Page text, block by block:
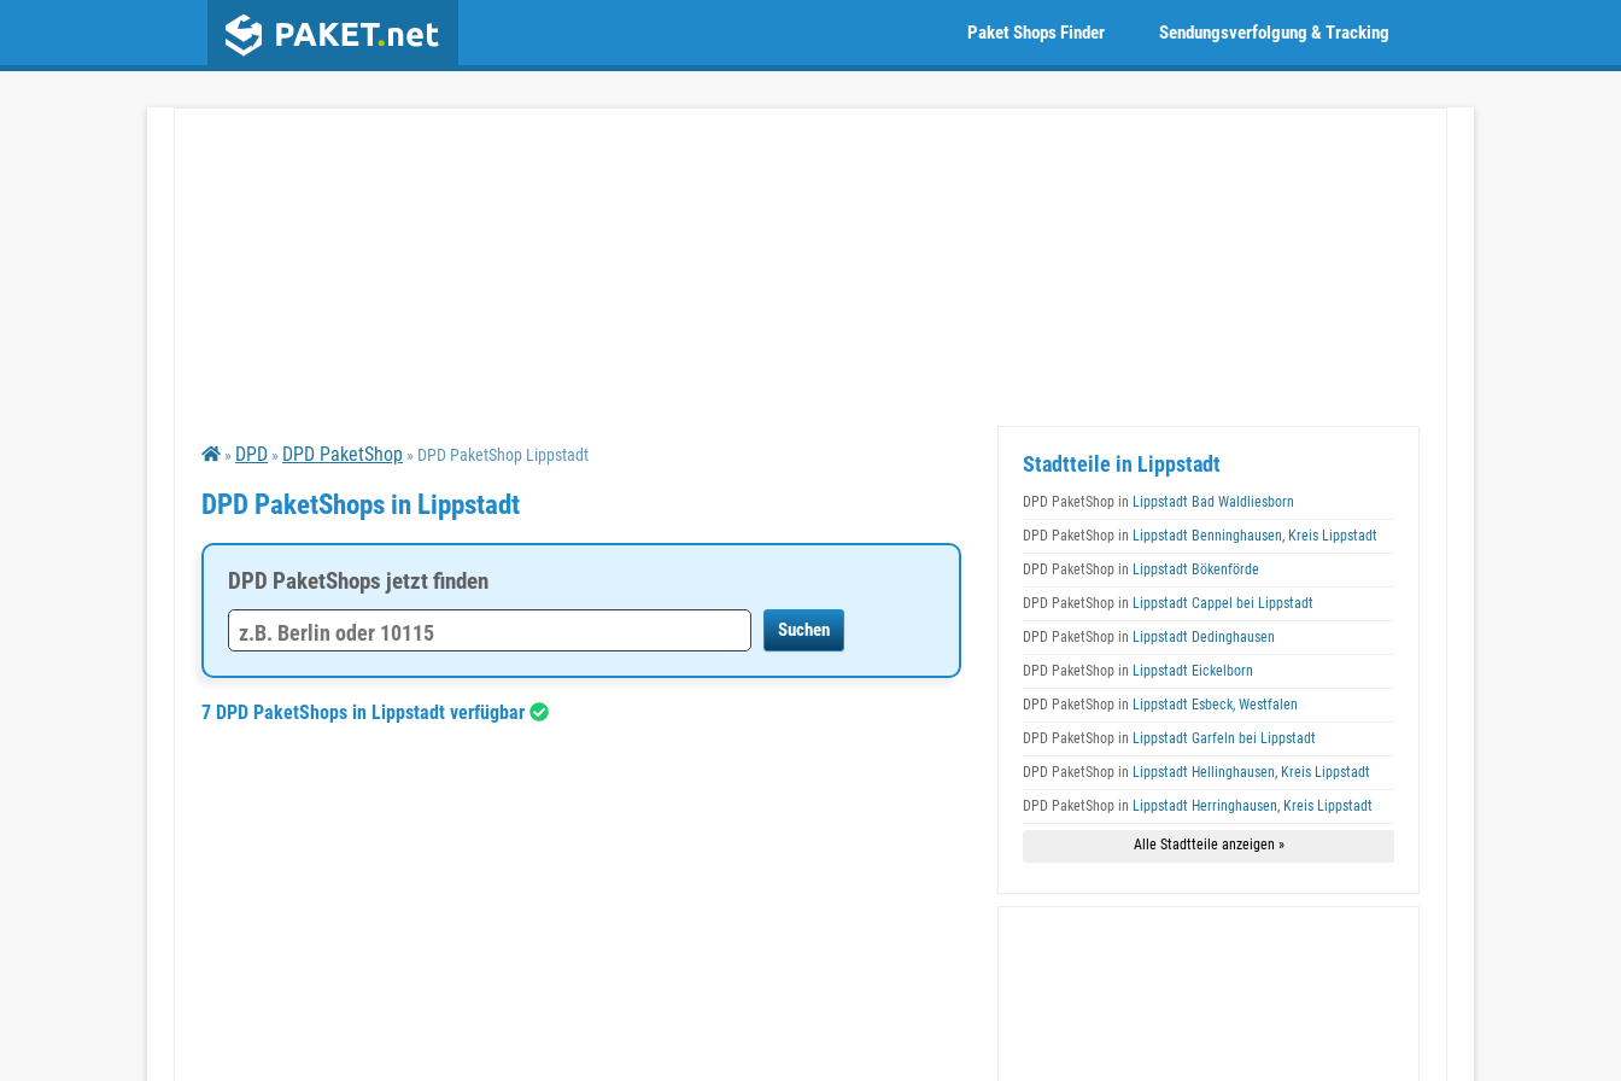
Sendungsverfolgung & Tracking
Paket Shops Finder
» DPD » DPD PaketShop » DPD PaketShop Lippstadt
DPD PaketShops in Lippstadt
DPD PaketShops jetzt finden
7 DPD PaketShops in Lippstadt verfügbar
Stadtteile in Lippstadt
DPD PaketShop in Lippstadt Bad Waldliesborn
DPD PaketShop in Lippstadt Benninghausen, Kreis Lippstadt
DPD PaketShop in Lippstadt Bökenförde
DPD PaketShop in Lippstadt Cappel bei Lippstadt
DPD PaketShop in Lippstadt Dedinghausen
DPD PaketShop in Lippstadt Eickelborn
DPD PaketShop in Lippstadt Esbeck, Westfalen
DPD PaketShop in Lippstadt Garfeln bei Lippstadt
DPD PaketShop in Lippstadt Hellinghausen, Kreis Lippstadt
DPD PaketShop in Lippstadt Herringhausen, Kreis Lippstadt
Alle Stadtteile anzeigen »